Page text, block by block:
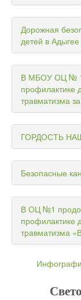
Дорожная
детей в
В МБОУ ОЦ № 1
профилактике
травматизма
ГОРДОСТЬ
Безопасные
В ОЦ №1
профилактике
травматизма